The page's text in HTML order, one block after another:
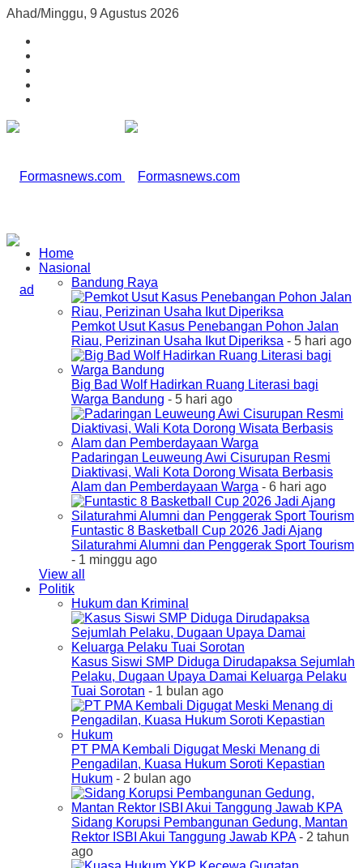
Ahad/Minggu, 9 Agustus 2026
Home
Nasional
Bandung Raya
Pemkot Usut Kasus Penebangan Pohon Jalan
Riau, Perizinan Usaha Ikut Diperiksa - 5 hari ago
Big Bad Wolf Hadirkan Ruang Literasi bagi
Warga Bandung - 5 hari ago
Padaringan Leuweung Awi Cisurupan Resmi
Diaktivasi, Wali Kota Dorong Wisata Berbasis
Alam dan Pemberdayaan Warga - 6 hari ago
Funtastic 8 Basketball Cup 2026 Jadi Ajang
Silaturahmi Alumni dan Penggerak Sport Tourism
- 1 minggu ago
View all
Politik
Hukum dan Kriminal
Kasus Siswi SMP Diduga Dirudapaksa Sejumlah
Pelaku, Dugaan Upaya Damai Keluarga Pelaku
Tuai Sorotan - 1 bulan ago
PT PMA Kembali Digugat Meski Menang di
Pengadilan, Kuasa Hukum Soroti Kepastian
Hukum - 2 bulan ago
Sidang Korupsi Pembangunan Gedung, Mantan
Rektor ISBI Akui Tanggung Jawab KPA- 2 tahun
ago